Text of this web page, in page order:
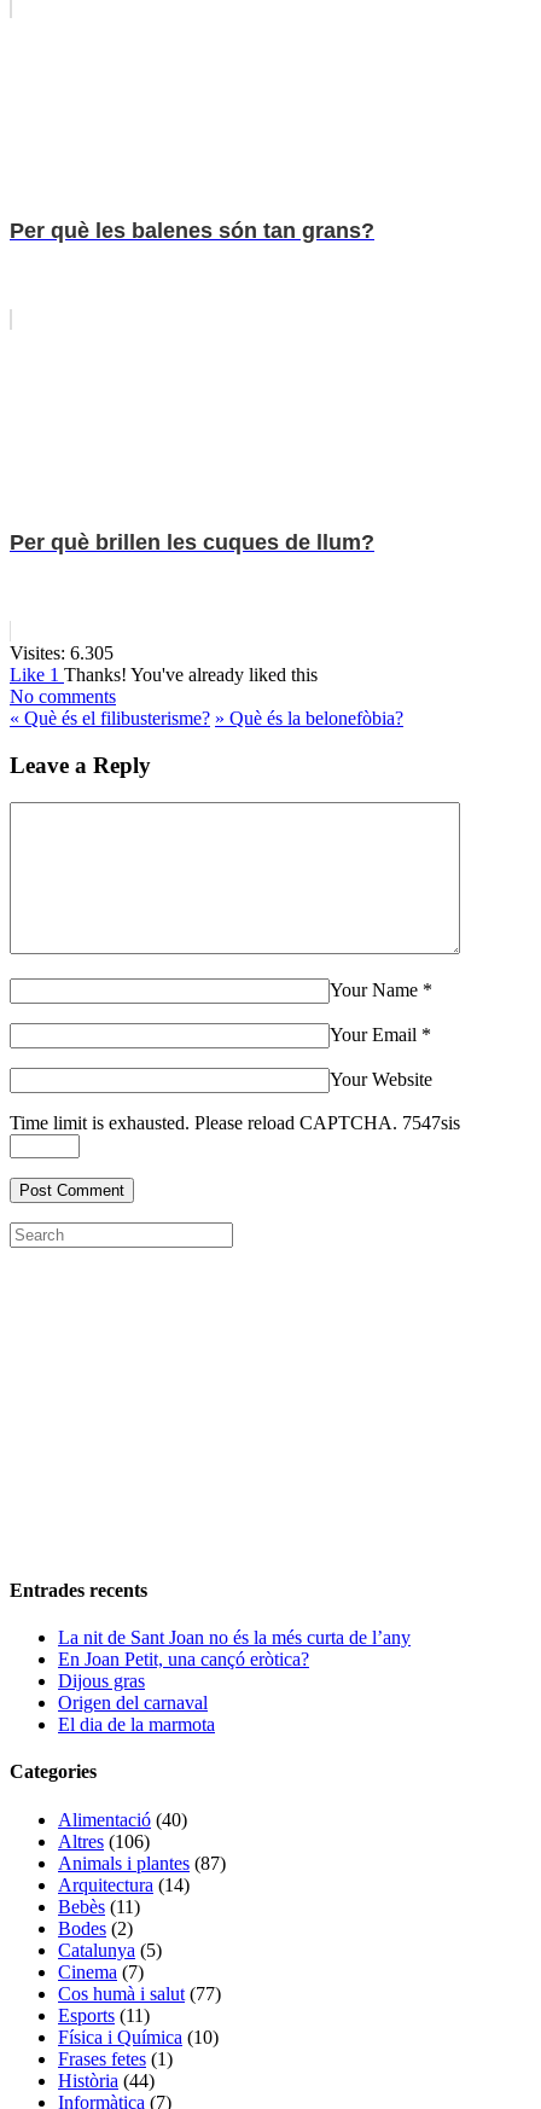
Per què les balenes són tan grans?
Per què brillen les cuques de llum?
Visites: 6.305
Like 1 Thanks! You've already liked this
No comments
« Què és el filibusterisme? » Què és la belonefòbia?
Leave a Reply
Your Name *
Your Email *
Your Website
Time limit is exhausted. Please reload CAPTCHA. 7547sis
Entrades recents
La nit de Sant Joan no és la més curta de l’any
En Joan Petit, una cançó eròtica?
Dijous gras
Origen del carnaval
El dia de la marmota
Categories
Alimentació (40)
Altres (106)
Animals i plantes (87)
Arquitectura (14)
Bebès (11)
Bodes (2)
Catalunya (5)
Cinema (7)
Cos humà i salut (77)
Esports (11)
Física i Química (10)
Frases fetes (1)
Història (44)
Informàtica (7)